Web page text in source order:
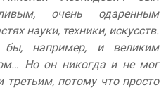
очень одаренным
науки, техники, искусств.
например, и великим
Но он никогда и не мог
потому что просто